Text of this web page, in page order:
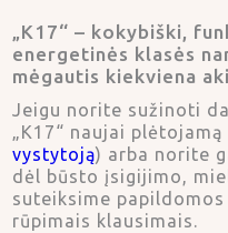
„K17“ – kokybiški,
energetinės klasės
mėgautis kiekviena
Jeigu norite sužinoti
„K17“ naujai
vystytoją) arba norite
dėl būsto įsigijimo,
suteiksime
rūpimais klausimais.